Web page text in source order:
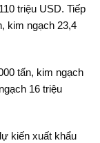
triệu USD. Tiếp
kim ngạch 23,4
tấn, kim ngạch
16 triệu
kiến xuất khẩu